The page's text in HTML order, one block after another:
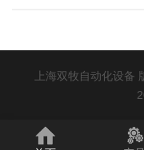
上海双牧自动化设备